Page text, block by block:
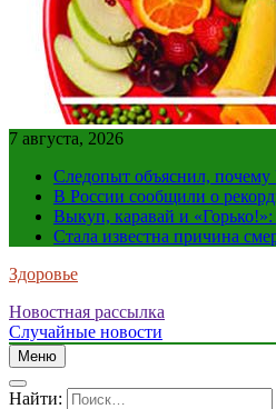
7 августа, 2026
Следопыт объяснил, почему
В России сообщили о
Выкуп, каравай и
Стала известна причина
Здоровье
Новостная рассылка
Случайные новости
Меню
Найти: